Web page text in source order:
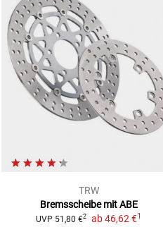
TRW
Bremsscheibe mit ABE
UVP 51,80 €2 ab 46,62 €1